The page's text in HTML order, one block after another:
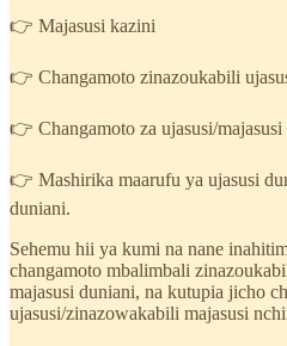
👉 Majasusi kazini
👉 Changamoto zinazoukabili
👉 Changamoto za ujasusi/majasusi
👉 Mashirika maarufu ya ujasusi
duniani.
Sehemu hii ya kumi na nane
changamoto mbalimbali
majasusi duniani, na kutupia jicho
ujasusi/zinazowakabili majasusi